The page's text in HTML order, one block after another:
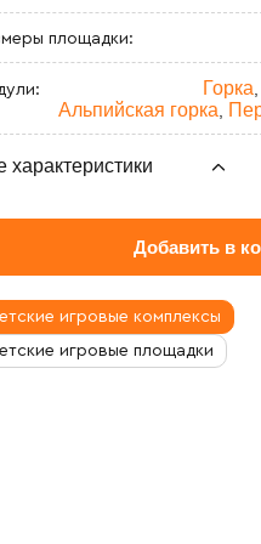
площадки:
Горка
Альпийская горка
характеристики
объём:
Добавить в
игровые комплексы
игровые площадки